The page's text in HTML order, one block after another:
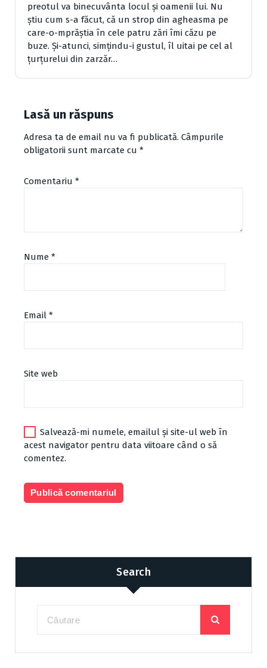
preotul va binecuvânta lo­cul şi oamenii lui. Nu
ştiu cum s-a făcut, că un strop din agheasma pe
care-o-mprăştia în cele patru zări îmi căzu pe
buze. Şi-atunci, simţindu-i gustul, îl uitai pe cel al
ţurţurelui din zarzăr…
Lasă un răspuns
Adresa ta de email nu va fi publicată. Câmpurile
obligatorii sunt marcate cu *
Comentariu *
Nume *
Email *
Site web
Salvează-mi numele, emailul și site-ul web în
acest navigator pentru data viitoare când o să
comentez.
Search